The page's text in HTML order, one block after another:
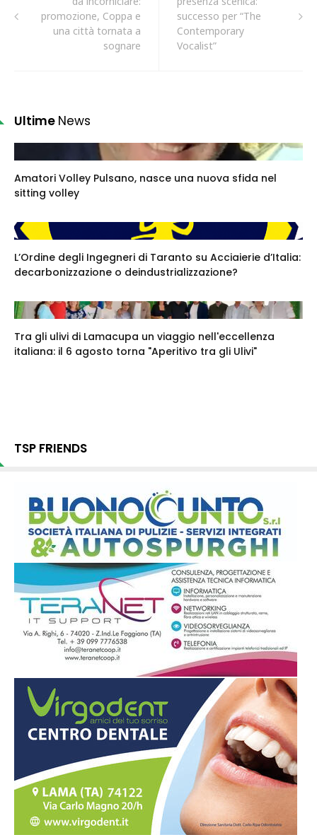
promozione, Coppa e
una città tornata a
sognare
successo per “The
Contemporary
Vocalist”
Ultime News
Amatori Volley Pulsano, nasce una nuova sfida nel
sitting volley
L’Ordine degli Ingegneri di Taranto su Acciaierie d’Italia:
decarbonizzazione o deindustrializzazione?
Tra gli ulivi di Lamacupa un viaggio nell'eccellenza
italiana: il 6 agosto torna "Aperitivo tra gli Ulivi"
TSP FRIENDS